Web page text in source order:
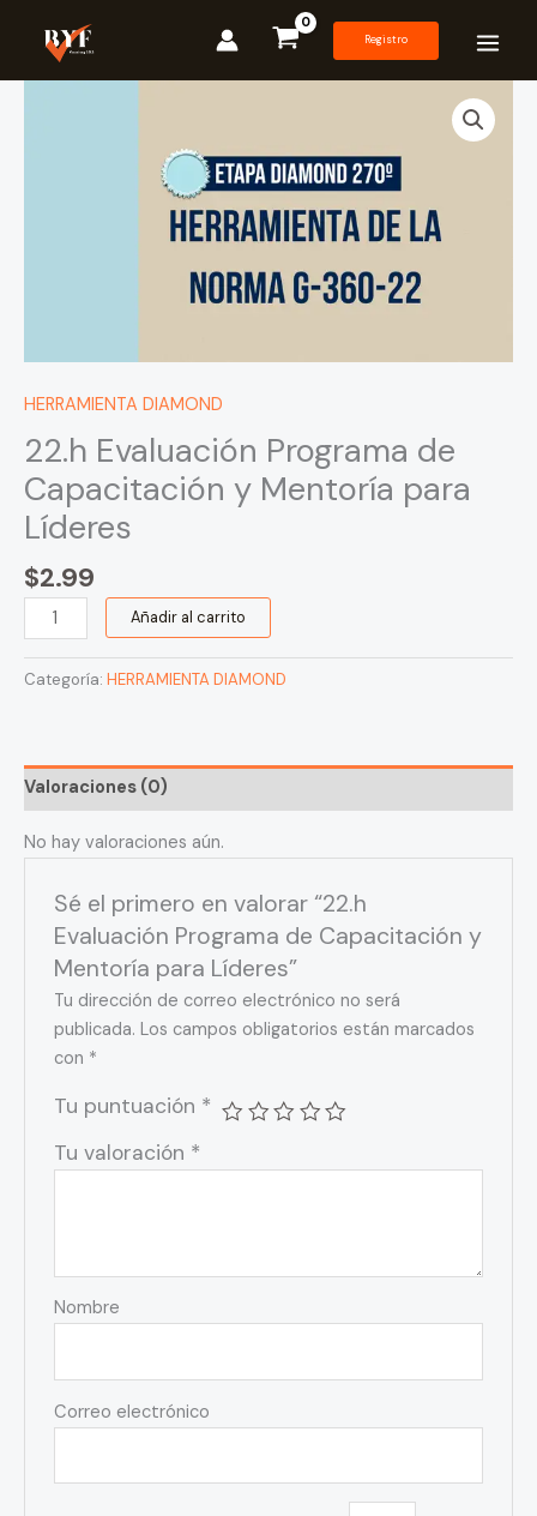
contenido
Registro
HERRAMIENTA DIAMOND
22.h Evaluación Programa de
Capacitación y Mentoría para
Líderes
$2.99
Añadir al carrito
Categoría: HERRAMIENTA DIAMOND
Valoraciones (0)
No hay valoraciones aún.
Sé el primero en valorar “22.h
Evaluación Programa de Capacitación y
Mentoría para Líderes”
Tu dirección de correo electrónico no será
publicada. Los campos obligatorios están marcados
con *
Tu puntuación *
Tu valoración *
Nombre
Correo electrónico